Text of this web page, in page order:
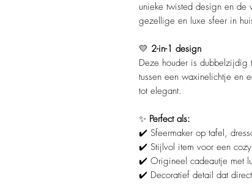
unieke twisted design en
gezellige en luxe sfeer in
💛 2-in-1 design
Deze houder is dubbelzijdig
tussen een waxinelichtje en
tot elegant.
✨ Perfect als:
✔️ Sfeermaker op tafel,
✔️ Stijlvol item voor een
✔️ Origineel cadeautje met
✔️ Decoratief detail dat